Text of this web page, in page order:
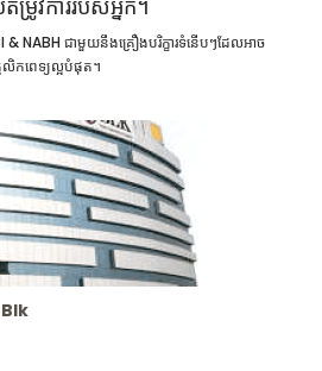
ម្រូវការរបស់អ្នក។
NABH ជាមួយនឹងគ្រឿងបរិក្ខារទំនើបៗដែលអាច
លិកពេទ្យល្អបំផុត។
Blk